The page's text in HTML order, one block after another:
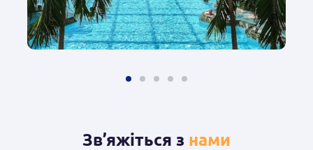
Зв’яжіться з нами